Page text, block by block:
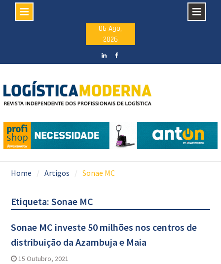
06 Ago,
2026
Home Artigos Sonae MC
Etiqueta: Sonae MC
Sonae MC investe 50 milhões nos centros de
distribuição da Azambuja e Maia
15 Outubro, 2021